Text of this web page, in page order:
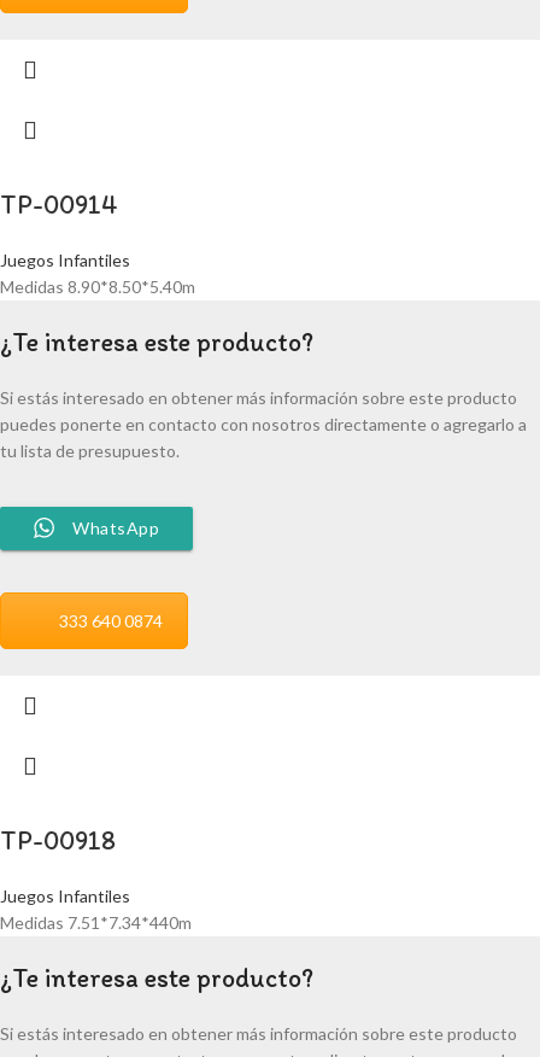
TP-00914
Juegos Infantiles
Medidas 8.90*8.50*5.40m
¿Te interesa este producto?
Si estás interesado en obtener más información sobre este producto
puedes ponerte en contacto con nosotros directamente o agregarlo a
tu lista de presupuesto.
WhatsApp
333 640 0874
TP-00918
Juegos Infantiles
Medidas 7.51*7.34*440m
¿Te interesa este producto?
Si estás interesado en obtener más información sobre este producto